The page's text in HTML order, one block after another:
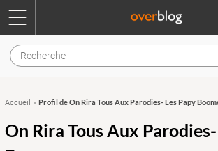
Accueil » Profil de On Rira Tous Aux Parodies- Les Papy
On Rira Tous Aux